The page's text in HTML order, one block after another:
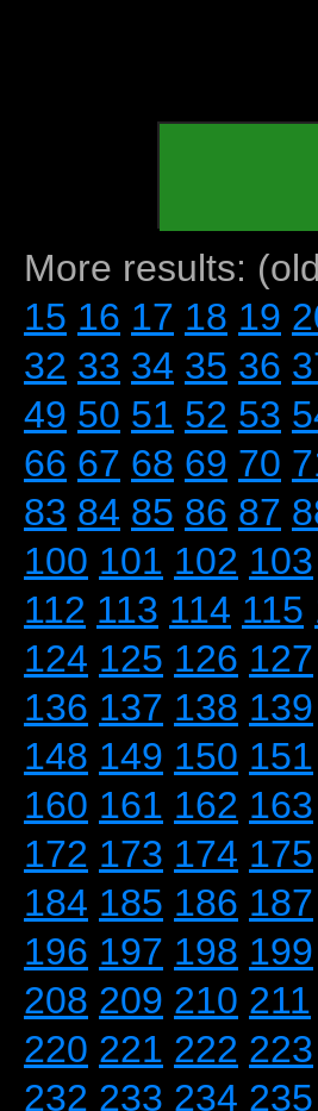
More results:
15 16 17 18 19
32 33 34 35 36
49 50 51 52 53
66 67 68 69 70
83 84 85 86 87
100 101 102 103
112 113 114 115
124 125 126 127
136 137 138 139
148 149 150 151
160 161 162 163
172 173 174 175
184 185 186 187
196 197 198 199
208 209 210 211
220 221 222 223
232 233 234 235